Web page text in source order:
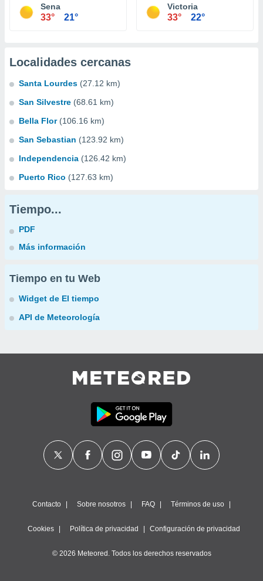
Sena
33° 21°
Victoria
33° 22°
Localidades cercanas
Santa Lourdes (27.12 km)
San Silvestre (68.61 km)
Bella Flor (106.16 km)
San Sebastian (123.92 km)
Independencia (126.42 km)
Puerto Rico (127.63 km)
Tiempo...
PDF
Más información
Tiempo en tu Web
Widget de El tiempo
API de Meteorología
Contacto Sobre nosotros FAQ Términos de uso
Cookies Política de privacidad Configuración de privacidad
© 2026 Meteored. Todos los derechos reservados